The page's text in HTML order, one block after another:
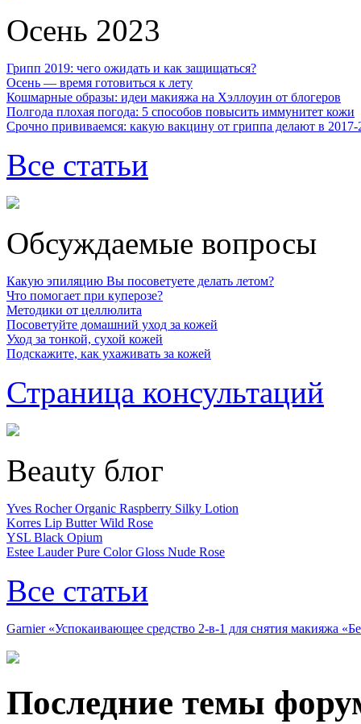
Осень 2023
Грипп 2019: чего ожидать и как защищаться?
Осень — время готовиться к лету
Кошмарные образы: идеи макияжа на Хэллоуин от блогеров
Полгода плохая погода: 5 способов повысить иммунитет кожи
Срочно прививаемся: какую вакцину от гриппа делают в 2017-
Все статьи
Обсуждаемые вопросы
Какую эпиляцию Вы посоветуете делать летом?
Что помогает при куперозе?
Методики от целлюлита
Посоветуйте домашний уход за кожей
Уход за тонкой, сухой кожей
Подскажите, как ухаживать за кожей
Страница консультаций
Beauty блог
Yves Rocher Organic Raspberry Silky Lotion
Korres Lip Butter Wild Rose
YSL Black Opium
Estee Lauder Pure Color Gloss Nude Rose
Все статьи
Garnier «Успокаивающее средство 2-в-1 для снятия макияжа
Последние темы